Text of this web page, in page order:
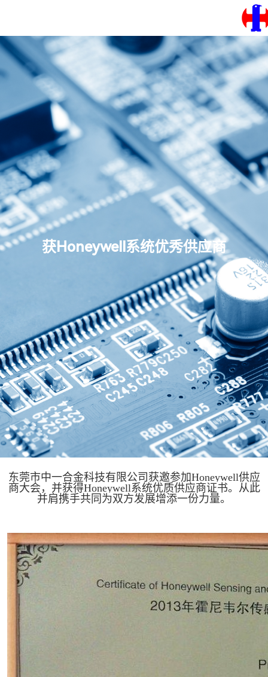
首页
语言
关于中一
新闻中心
人才发展
联系我们
可持续发展获Honeywell系统优秀供应商
东莞市中一合金科技有限公司获邀参加Honeywell供应
商大会，并获得Honeywell系统优质供应商证书。从此
并肩携手共同为双方发展增添一份力量。